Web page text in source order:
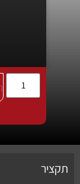
תקציר